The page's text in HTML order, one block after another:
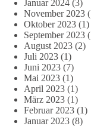
Januar 2024 (3)
November 2023
Oktober 2023 (1)
September 2023
August 2023 (2)
Juli 2023 (1)
Juni 2023 (7)
Mai 2023 (1)
April 2023 (1)
März 2023 (1)
Februar 2023 (1)
Januar 2023 (8)